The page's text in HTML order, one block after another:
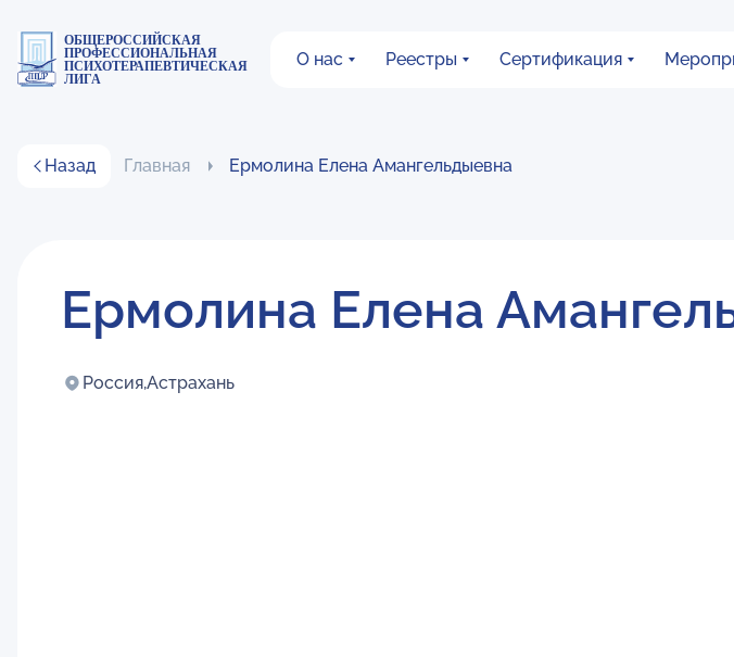
ОБЩЕРОССИЙСКАЯ
ПРОФЕССИОНАЛЬНАЯ
ПСИХОТЕРАПЕВТИЧЕСКАЯ
ЛИГА
О нас Реестры Сертификация
Назад Главная Ермолина Елена Амангельдыевна
Ермолина Елена
Россия,Астрахань